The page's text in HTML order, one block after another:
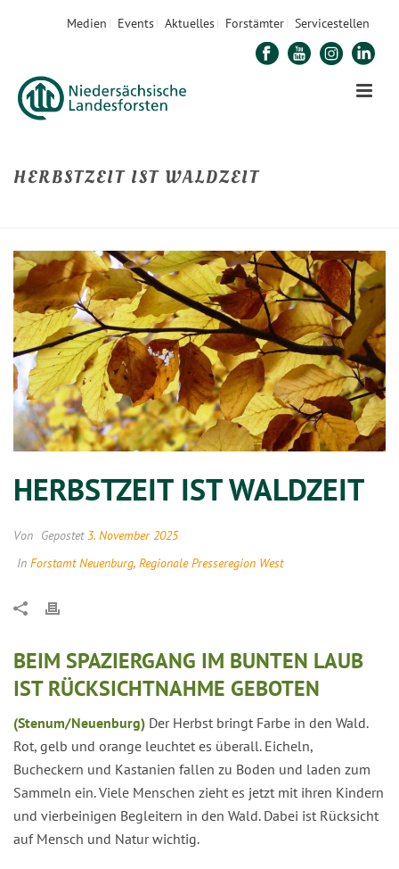
Medien Events Aktuelles Forstämter Servicestellen
HERBSTZEIT IST WALDZEIT
HERBSTZEIT IST WALDZEIT
Von Gepostet3. November 2025
In Forstamt Neuenburg, Regionale Presseregion West
BEIM SPAZIERGANG IM BUNTEN LAUB
IST RÜCKSICHTNAHME GEBOTEN
(Stenum/Neuenburg) Der Herbst bringt Farbe in den Wald.
Rot, gelb und orange leuchtet es überall. Eicheln,
Bucheckern und Kastanien fallen zu Boden und laden zum
Sammeln ein. Viele Menschen zieht es jetzt mit ihren Kindern
und vierbeinigen Begleitern in den Wald. Dabei ist Rücksicht
auf Mensch und Natur wichtig.